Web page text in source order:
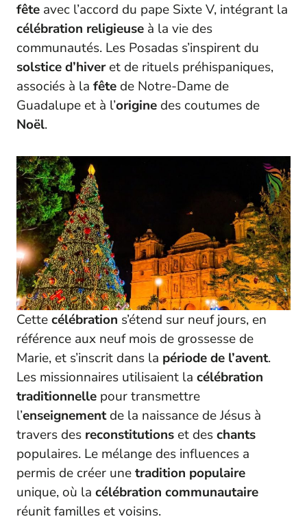
fête avec l’accord du pape Sixte V, intégrant la
célébration religieuse à la vie des
communautés. Les Posadas s’inspirent du
solstice d’hiveret de rituels préhispaniques,
associés à la fête de Notre-Dame de
Guadalupe et à l’origine des coutumes de
Noël.
Cettecélébration s’étend sur neuf jours, en
référence aux neuf mois de grossesse de
Marie, et s’inscrit dans la période de l’avent.
Les missionnaires utilisaient la célébration
traditionnelle pour transmettre
l’enseignementde la naissance de Jésus à
travers des reconstitutions et deschants
populaires. Le mélange des influences a
permis de créer unetradition populaire
unique, où la célébration communautaire
réunit familles et voisins.